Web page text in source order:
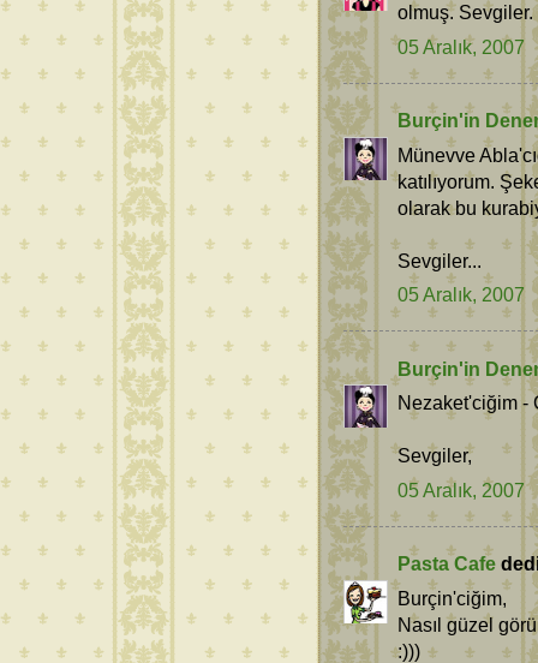
olmuş. Sevgiler.
05 Aralık, 2007
Burçin'in
Münevve
katılıyorum.
olarak bu
Sevgiler...
05 Aralık, 2007
Burçin'in
Nezaket'ciğim -
Sevgiler,
05 Aralık, 2007
Pasta Cafe
Burçin'ciğim,
Nasıl güzel
:)))